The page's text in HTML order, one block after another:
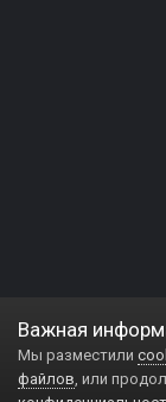
Важная
Мы разместили
файлов, или